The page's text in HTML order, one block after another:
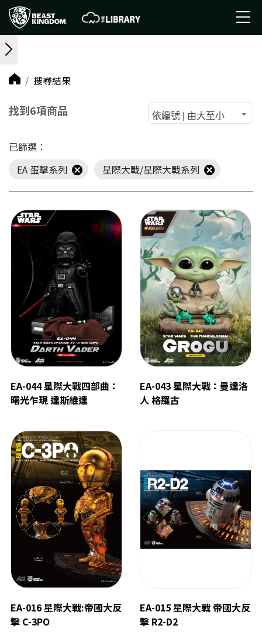
搜尋結果
找到6項商品 依編號 | 由大至小
已篩選：
EA 蛋擊系列
星際大戰/星際大戰系列
EA-044 星際大戰四部曲：
曙光乍現 達斯維達
EA-043 星際大戰：曼達洛
人 格羅古
EA-016 星際大戰:帝國大反
擊 C-3PO
EA-015 星際大戰 帝國大反
擊 R2-D2